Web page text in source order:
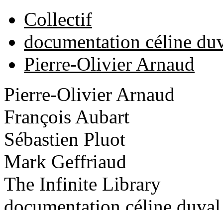
Collectif
documentation céline
Pierre-Olivier Arnaud
Pierre-Olivier Arnaud
François Aubart
Sébastien Pluot
Mark Geffriaud
The Infinite Library